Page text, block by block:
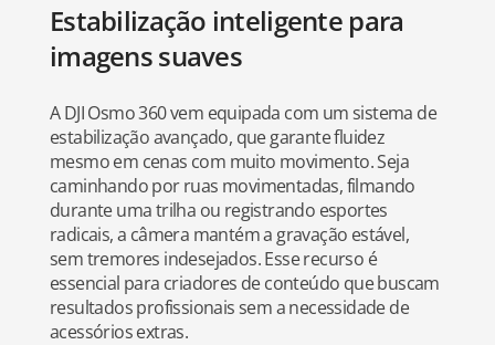
Estabilização inteligente para
imagens suaves
A DJI Osmo 360 vem equipada com um sistema de
estabilização avançado, que garante fluidez
mesmo em cenas com muito movimento. Seja
caminhando por ruas movimentadas, filmando
durante uma trilha ou registrando esportes
radicais, a câmera mantém a gravação estável,
sem tremores indesejados. Esse recurso é
essencial para criadores de conteúdo que buscam
resultados profissionais sem a necessidade de
acessórios extras.